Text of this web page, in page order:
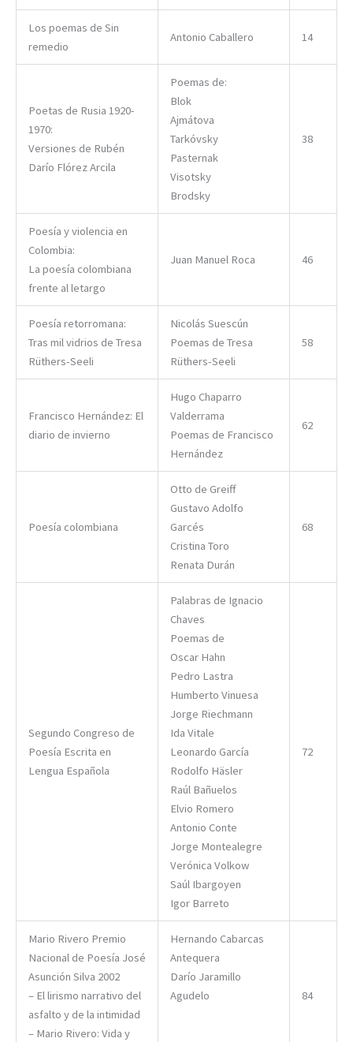
Los poemas de Sin
remedio
Antonio Caballero 14
Poetas de Rusia 1920-
1970:
Versiones de Rubén
Darío Flórez Arcila
Poemas de:
Blok
Ajmátova
Tarkóvsky
Pasternak
Visotsky
Brodsky
38
Poesía y violencia en
Colombia:
La poesía colombiana
frente al letargo
Juan Manuel Roca 46
Poesía retorromana:
Tras mil vidrios de Tresa
Rüthers-Seeli
Nicolás Suescún
Poemas de Tresa
Rüthers-Seeli
58
Francisco Hernández: El
diario de invierno
Hugo Chaparro
Valderrama
Poemas de Francisco
Hernández
62
Poesía colombiana
Otto de Greiff
Gustavo Adolfo
Garcés
Cristina Toro
Renata Durán
68
Segundo Congreso de
Poesía Escrita en
Lengua Española
Palabras de Ignacio
Chaves
Poemas de
Oscar Hahn
Pedro Lastra
Humberto Vinuesa
Jorge Riechmann
Ida Vitale
Leonardo García
Rodolfo Häsler
Raúl Bañuelos
Elvio Romero
Antonio Conte
Jorge Montealegre
Verónica Volkow
Saúl Ibargoyen
Igor Barreto
72
Mario Rivero Premio
Nacional de Poesía José
Asunción Silva 2002
– El lirismo narrativo del
asfalto y de la intimidad
– Mario Rivero: Vida y
Hernando Cabarcas
Antequera
Darío Jaramillo
Agudelo
84